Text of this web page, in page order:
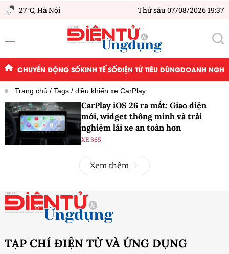
27°C,Hà Nội Thứ sáu 07/08/2026 19:37
CHUYỂN ĐỘNG SỐKINH TẾ SỐĐIỆN TỬ TIÊU DÙNGDOANH
Trang chủ Tags điều khiển xe CarPlay
CarPlay iOS 26 ra mắt: Giao diện
mới, widget thông minh và trải
nghiệm lái xe an toàn hơn
XE 365
Xem thêm
TẠP CHÍ ĐIỆN TỬ VÀ ỨNG DỤNG